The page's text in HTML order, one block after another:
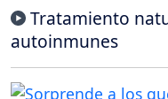
Tratamiento
autoinmunes